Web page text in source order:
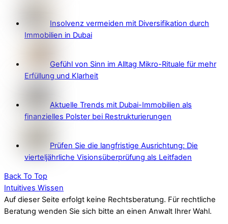
Insolvenz vermeiden mit Diversifikation durch
Immobilien in Dubai
Gefühl von Sinn im Alltag Mikro-Rituale für mehr
Erfüllung und Klarheit
Aktuelle Trends mit Dubai-Immobilien als
finanzielles Polster bei Restrukturierungen
Prüfen Sie die langfristige Ausrichtung: Die
vierteljährliche Visionsüberprüfung als Leitfaden
Back To Top
Intuitives Wissen
Auf dieser Seite erfolgt keine Rechtsberatung. Für rechtliche
Beratung wenden Sie sich bitte an einen Anwalt Ihrer Wahl.